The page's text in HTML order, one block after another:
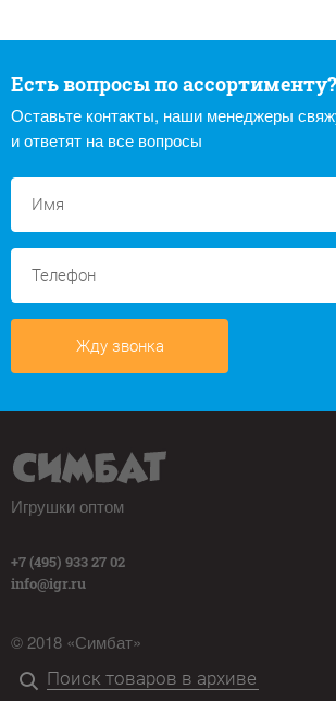
Есть вопросы по ассортименту?
Оставьте контакты, наши менеджеры
и ответят на все вопросы
Жду звонка
Игрушки оптом
+7 (495) 933 27 02
info@igr.ru
© 2018 «Симбат»